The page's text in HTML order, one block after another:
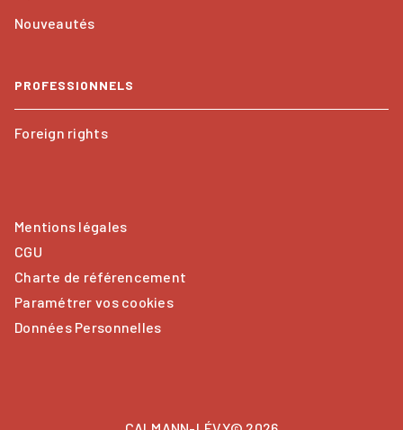
Nouveautés
PROFESSIONNELS
Foreign rights
Mentions légales
CGU
Charte de référencement
Paramétrer vos cookies
Données Personnelles